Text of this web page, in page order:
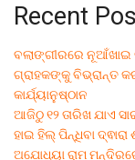
Recent
ବଲାଙ୍ଗୀରରେ ନୂଆଁଖାଇ
ଗ୍ରାହକଙ୍କୁ ବିଭ୍ରାନ୍ତ
କାର୍ଯ୍ୟାନୁଷ୍ଠାନ
ଆଜିଠୁ ୧୨ ତାରିଖ ଯାଏ
ହାଇ ହିଲ୍ ପିନ୍ଧିବା
ଅଯୋଧ୍ୟା ରାମ